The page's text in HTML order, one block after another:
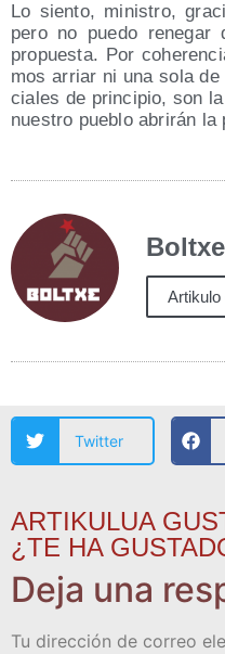
Lo sien­to, minis­tro,
pero no pue­do
pro­pues­ta. Por
mos arriar ni una sola
cia­les de prin­ci­pio, son
nues­tro pue­blo abri­rán la
Boltxe
Artikulo
Twitter
ARTIKULUA
¿TE HA
Deja una
Tu dirección de correo